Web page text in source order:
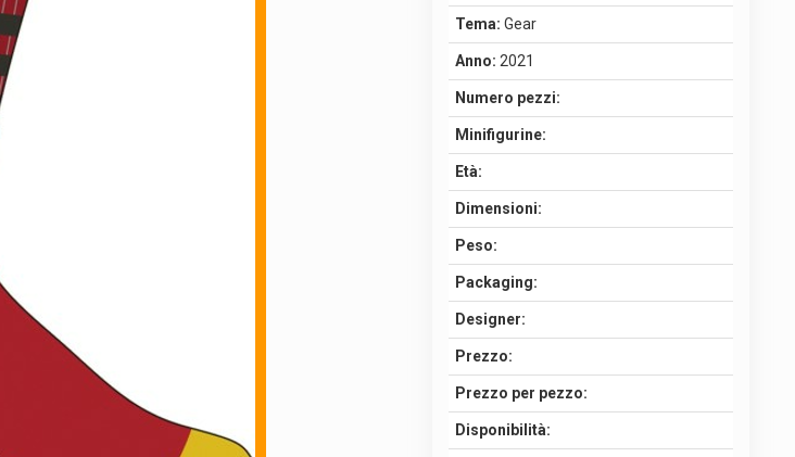
Tema: Gear
Anno: 2021
Numero pezzi:
Minifigurine:
Età:
Dimensioni:
Peso:
Packaging:
Designer:
Prezzo:
Prezzo per pezzo:
Disponibilità: